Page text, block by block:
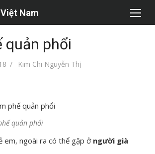
Nam
quản phổi
Tác
Kim Chi Nguyễn Thị
quản phổi
em, ngoài ra có thể gặp ở người già